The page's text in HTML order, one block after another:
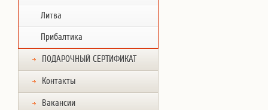
Литва
Прибалтика
ПОДАРОЧНЫЙ СЕРТИФИКАТ
Контакты
Вакансии